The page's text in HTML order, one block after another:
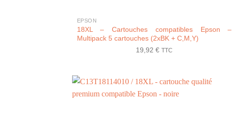
EPSON
18XL – Cartouches compatibles Epson –
Multipack 5 cartouches (2xBK + C,M,Y)
19,92 € TTC